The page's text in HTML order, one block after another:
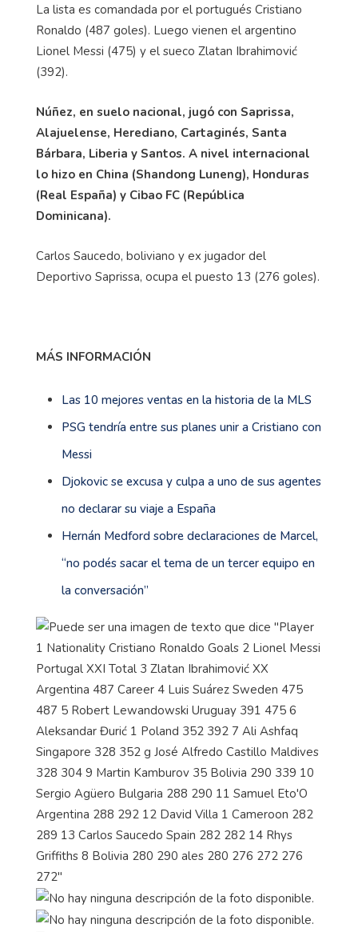
La lista es comandada por el portugués Cristiano
Ronaldo (487 goles). Luego vienen el argentino
Lionel Messi (475) y el sueco Zlatan Ibrahimović
(392).
Núñez, en suelo nacional, jugó con Saprissa,
Alajuelense, Herediano, Cartaginés, Santa
Bárbara, Liberia y Santos. A nivel internacional
lo hizo en China (Shandong Luneng), Honduras
(Real España) y Cibao FC (República
Dominicana).
Carlos Saucedo, boliviano y ex jugador del
Deportivo Saprissa, ocupa el puesto 13 (276 goles).
MÁS INFORMACIÓN
Las 10 mejores ventas en la historia de la MLS
PSG tendría entre sus planes unir a Cristiano con
Messi
Djokovic se excusa y culpa a uno de sus agentes
no declarar su viaje a España
Hernán Medford sobre declaraciones de Marcel,
“no podés sacar el tema de un tercer equipo en
la conversación”